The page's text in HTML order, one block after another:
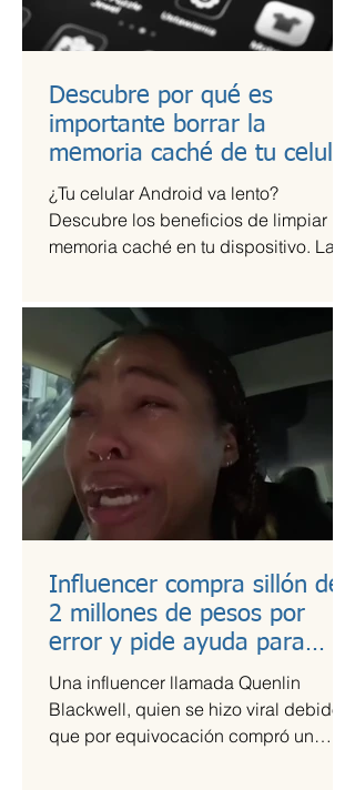
Descubre por qué es
importante borrar la
memoria caché de tu celular
¿Tu celular Android va lento?
Descubre los beneficios de limpiar la
memoria caché en tu dispositivo. La
Influencer compra sillón de
2 millones de pesos por
error y pide ayuda para
pagarlo
Una influencer llamada Quenlin
Blackwell, quien se hizo viral debido a
que por equivocación compró un